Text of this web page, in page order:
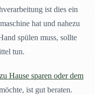
ist dies ein
hat und nahezu
spülen muss, sollte
tun.
Hause sparen oder dem
ist gut beraten.